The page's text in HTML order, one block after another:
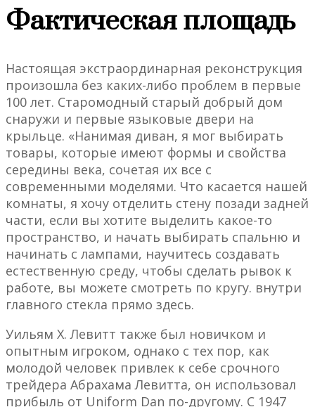
Фактическая площадь
Настоящая экстраординарная реконструкция
произошла без каких-либо проблем в первые
100 лет. Старомодный старый добрый дом
снаружи и первые языковые двери на
крыльце. «Нанимая диван, я мог выбирать
товары, которые имеют формы и свойства
середины века, сочетая их все с
современными моделями. Что касается нашей
комнаты, я хочу отделить стену позади задней
части, если вы хотите выделить какое-то
пространство, и начать выбирать спальню и
начинать с лампами, научитесь создавать
естественную среду, чтобы сделать рывок к
работе, вы можете смотреть по кругу. внутри
главного стекла прямо здесь.
Уильям Х. Левитт также был новичком и
опытным игроком, однако с тех пор, как
молодой человек привлек к себе срочного
трейдера Абрахама Левитта, он использовал
прибыль от Uniform Dan по-другому. С 1947